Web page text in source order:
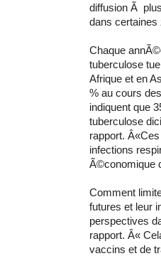
diffusion Ã
dans
Chaque
tuberculose
Afrique et en
% au cours
indiquent que
tuberculose
rapport.
infections
Ã©conomique
Comment
futures et leur
perspectives
rapport. Â«
vaccins et de